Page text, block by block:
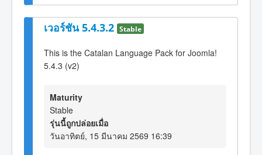
เวอร์ชัน 5.4.3.2 Stable
This is the Catalan Language Pack for Joomla!
5.4.3 (v2)
Maturity
Stable
รุ่นนี้ถูกปล่อยเมื่อ
วันอาทิตย์, 15 มีนาคม 2569 16:39